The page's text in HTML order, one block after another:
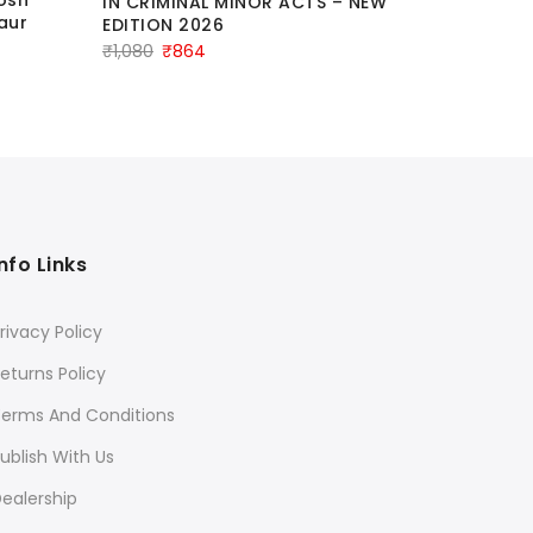
EDITION 2026
₹1,080 Original
₹864
Links
Policy
Policy
And Conditions
With Us